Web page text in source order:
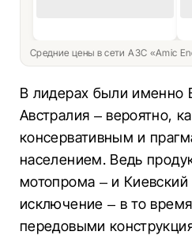
Средние цены в сети АЗС «Amic
В лидерах были именно
Австралия – вероятно,
консервативным и
населением. Ведь
мотопрома – и Киевский
исключение – в то
передовыми